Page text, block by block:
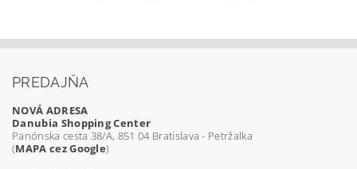
PREDAJŇA
NOVÁ ADRESA
Danubia Shopping Center
Panónska cesta 38/A, 851 04 Bratislava - Petržalka
(MAPA cez Google)